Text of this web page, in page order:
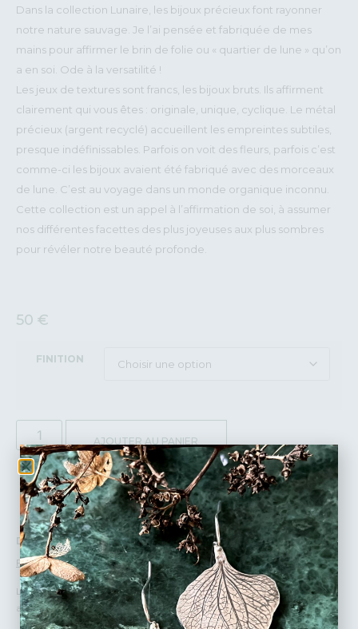
Dans la collection Lunaire, les bijoux précieux font rayonner
notre nature sauvage. Je l’ai pensée et fabriquée de mes
mains pour affirmer le brin de folie ou « quartier de lune » qu’on
a en soi. Ode à la versatilité !
Les jeux de textures sont francs, les bijoux bruts. Ils affirment
clairement qui vous êtes : originale, unique, cyclique. Le métal
précieux (argent recyclé) accueillent les empreintes subtiles,
presque indéfinissables. Parfois on voit des fleurs, parfois c’est
comme-ci les bijoux avaient été fabriqué avec des morceaux
de lune. C’est au voyage dans un monde organique inconnu.
Cette collection est un appel à l’affirmation de soi, à assumer
nos différentes facettes des plus joyeuses aux plus sombres
pour révéler notre beauté profonde.
50 €
FINITION
AJOUTER AU PANIER
DÉTAILS :
Fabrication
Les bijoux Siana Swieca sont réalisés à la main par mes soins dans mon
atelier en région parisienne.